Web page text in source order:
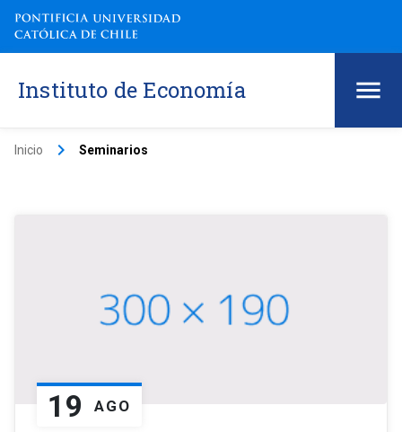
Instituto de Economía
Inicio keyboard_arrow_right Seminarios
19 AGO